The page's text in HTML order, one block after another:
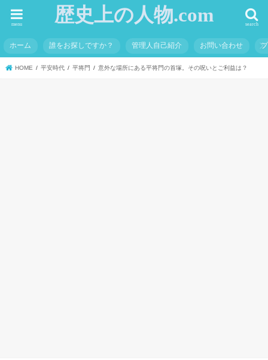
歴史上の人物.com search
menu
ホーム 誰をお探しですか？ 管理人自己紹介 お問い合わせ
HOME 平安時代 平将門 意外な場所にある平将門の首塚。その呪いとご利益は？